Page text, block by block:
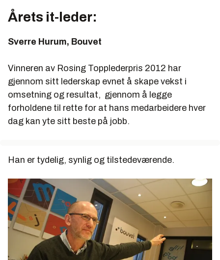
Årets it-leder:
Sverre Hurum, Bouvet
Vinneren av Rosing Topplederpris 2012 har
gjennom sitt lederskap evnet å skape vekst i
omsetning og resultat, gjennom å legge
forholdene til rette for at hans medarbeidere hver
dag kan yte sitt beste på jobb.
Han er tydelig, synlig og tilstedeværende.